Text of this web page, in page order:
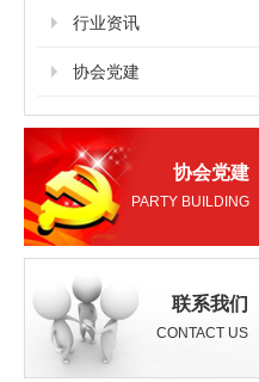
行业资讯
协会党建
协会党建
PARTY BUILDING
联系我们
CONTACT US